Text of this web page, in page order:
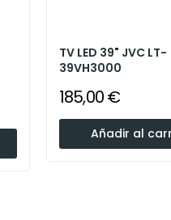
TV LED 39" JVC LT-
39VH3000
185,00 €
Añadir al